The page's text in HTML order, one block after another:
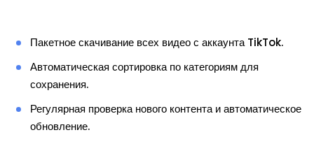
Пакетное скачивание всех видео с аккаунта TikTok.
Автоматическая сортировка по категориям для
сохранения.
Регулярная проверка нового контента и автоматическое
обновление.